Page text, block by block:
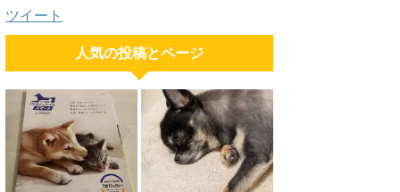
ツイート
人気の投稿とページ